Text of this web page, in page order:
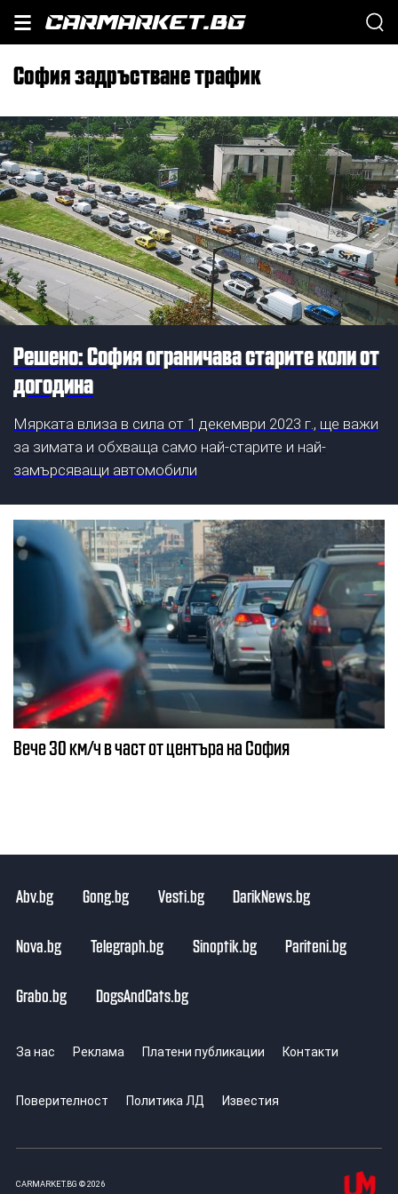
София задръстване трафик
Решено: София ограничава старите коли от
догодина
Мярката влиза в сила от 1 декември 2023 г., ще важи
за зимата и обхваща само най-старите и най-
замърсяващи автомобили
Вече 30 км/ч в част от центъра на София
Abv.bg Gong.bg Vesti.bg DarikNews.bg
Nova.bg Telegraph.bg Sinoptik.bg Pariteni.bg
Grabo.bg DogsAndCats.bg
За нас Реклама Платени публикации Контакти
Поверителност Политика ЛД Известия
CARMARKET.BG © 2026